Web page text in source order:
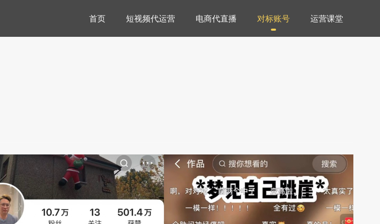
首页 短视频代运营 电商代直播 对标账号 运营课堂